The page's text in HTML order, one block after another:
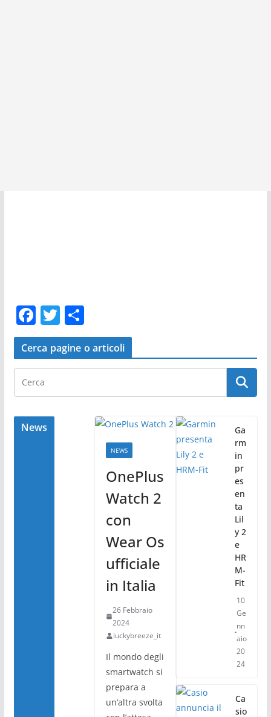
F
a
c
e
b
o
o
T
w
itt
er
C
o
n
di
vi
di
Cerca pagine o articoli
News
NEWS
OnePlus
Watch 2
con
Wear Os
ufficiale
in Italia
26 Febbraio
2024
luckybreeze_it
Il mondo degli
smartwatch si
prepara a
un’altra svolta
Ga
rm
in
pr
es
en
ta
Lil
y 2
e
HR
M-
Fit
10
Ge
nn
aio
20
24
Ca
sio